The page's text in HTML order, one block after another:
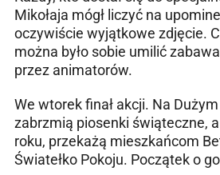
Mikołaja mógł liczyć na
oczywiście wyjątkowe zdjęcie.
można było sobie umilić
przez animatorów.
We wtorek finał akcji. Na
zabrzmią piosenki świąteczne,
roku, przekażą mieszkańcom
Światełko Pokoju. Początek o